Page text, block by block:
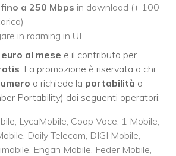
a 250 Mbps in download (+ 100
in roaming in UE
al mese e il contributo per
. La promozione è riservata a chi
o richiede la portabilità o
Portability) dai seguenti operatori:
LycaMobile, Coop Voce, 1 Mobile,
Daily Telecom, DIGI Mobile,
Engan Mobile, Feder Mobile,